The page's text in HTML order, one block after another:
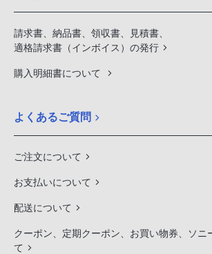
請求書、納品書、領収書、見積書、
適格請求書（インボイス）の発行
購入明細書について
よくあるご質問
ご注文について
お支払いについて
配送について
クーポン、定期クーポン、お買い物券、ソニ
て